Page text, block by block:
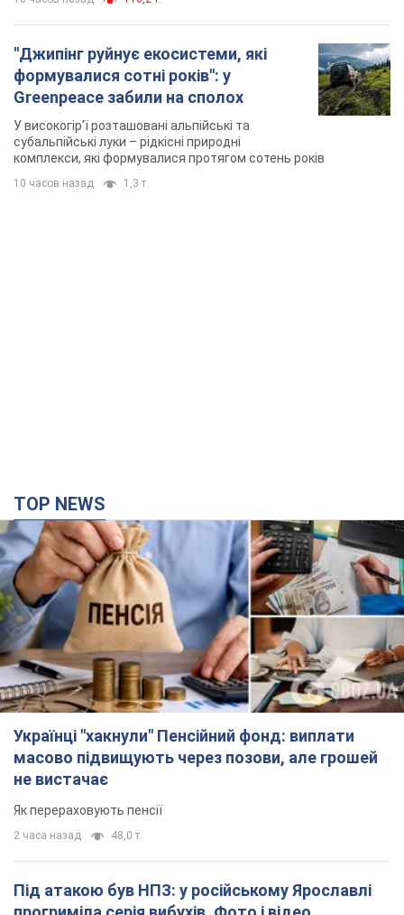
"Джипінг руйнує екосистеми, які
формувалися сотні років": у
Greenpeace забили на сполох
У високогір'ї розташовані альпійські та
субальпійські луки – рідкісні природні
комплекси, які формувалися протягом сотень років
10 часов назад 1,3 т.
TOP NEWS
Українці "хакнули" Пенсійний фонд: виплати
масово підвищують через позови, але грошей
не вистачає
Як перераховують пенсії
2 часа назад 48,0 т.
Під атакою був НПЗ: у російському Ярославлі